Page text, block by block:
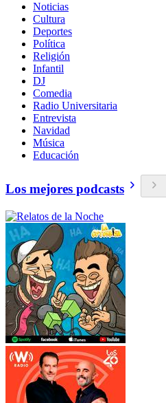
Noticias
Cultura
Deportes
Política
Religión
Infantil
DJ
Comedia
Radio Universitaria
Entrevista
Navidad
Música
Educación
Los mejores podcasts